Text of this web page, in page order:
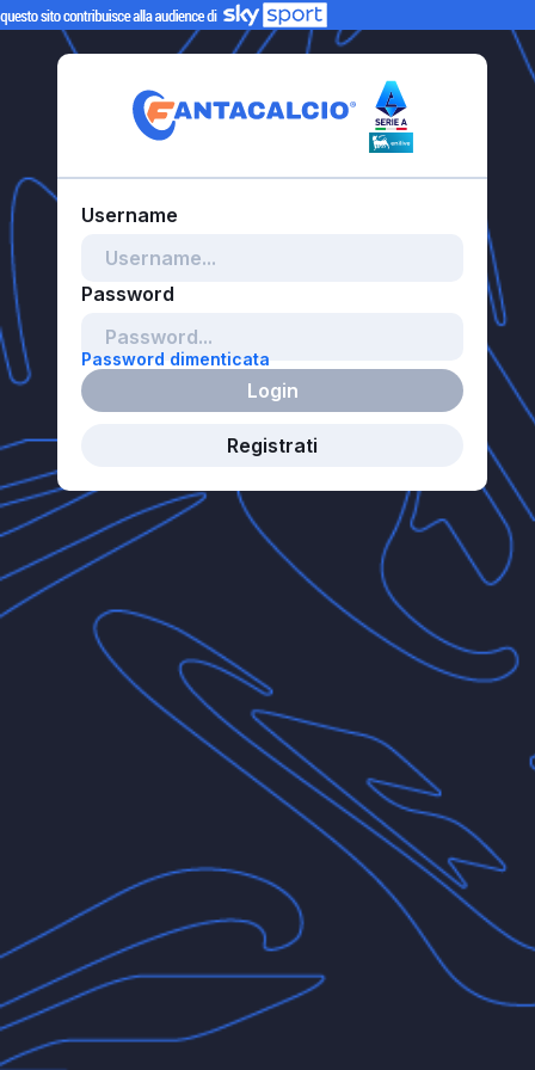
Password dimenticata
Login
Registrati